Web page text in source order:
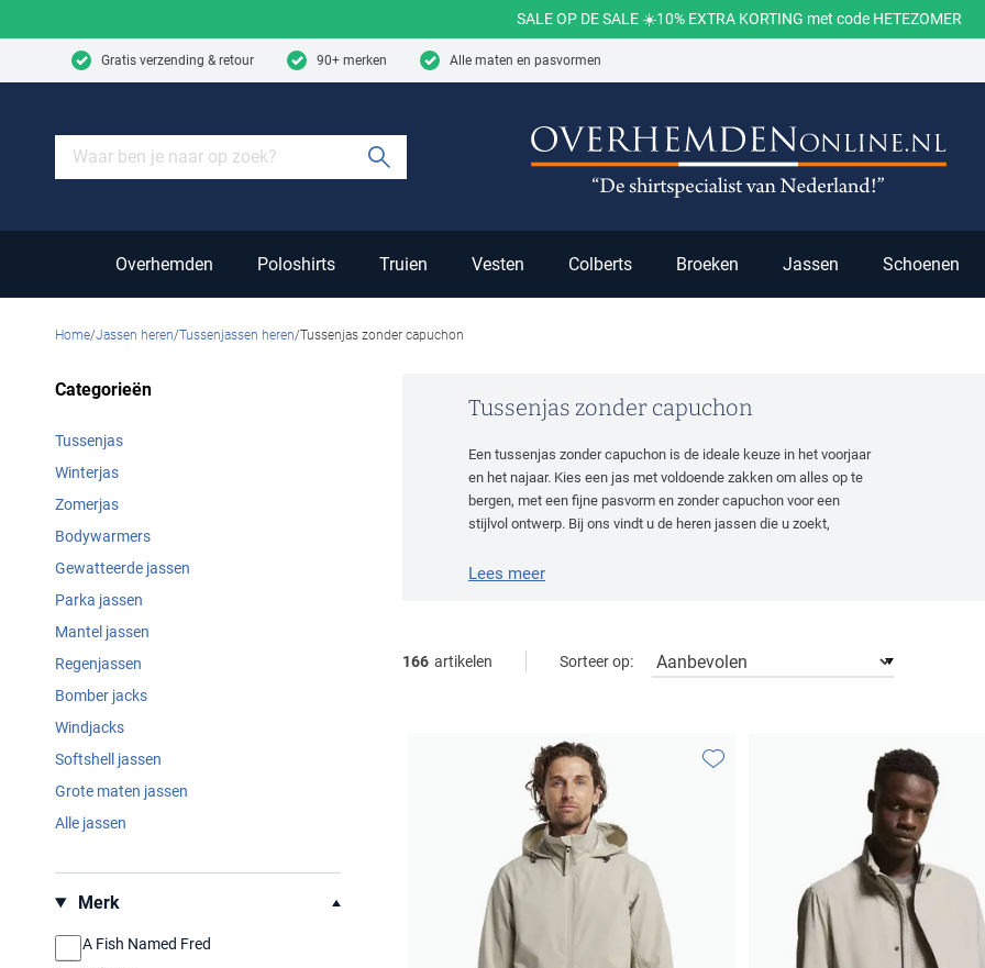
SALE OP DE SALE ☀️10% EXTRA KORTING met code HETEZOMER
Gratis verzending & retour 90+ merken Alle maten en pasvormen
Overhemden Poloshirts Truien Vesten Colberts Broeken Jassen Schoenen
Home Jassen heren Tussenjassen heren Tussenjas zonder capuchon
Tussenjas zonder capuchon
Een tussenjas zonder capuchon is de ideale keuze in het voorjaar
en het najaar. Kies een jas met voldoende zakken om alles op te
bergen, met een fijne pasvorm en zonder capuchon voor een
stijlvol ontwerp. Bij ons vindt u de heren jassen die u zoekt,
Lees meer
Categorieën
Tussenjas
Winterjas
Zomerjas
Bodywarmers
Gewatteerde jassen
Parka jassen
Mantel jassen
Regenjassen
Bomber jacks
Windjacks
Softshell jassen
Grote maten jassen
Alle jassen
Merk
A Fish Named Fred
166 artikelen Sorteer op:
Toevoegen aan favorieten